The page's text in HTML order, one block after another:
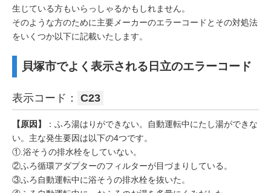
生じている方もいらっしゃるかもしれません。
そのような方のために主要メーカーのエラーコードとその対処法
をいくつか以下に記載いたします。
貝塚市でよく表示される日立のエラーコード
表示コード： C23
【原因】
：ふろ湯はりができない。自動運転中にたし湯ができな
い。主な発生要因は以下の4つです。
①.浴そうの排水栓をしていない。
②ふろ循環アダプターのフィルターが目づまりしている。
③ふろ自動運転中に浴そうの排水栓を抜いた。